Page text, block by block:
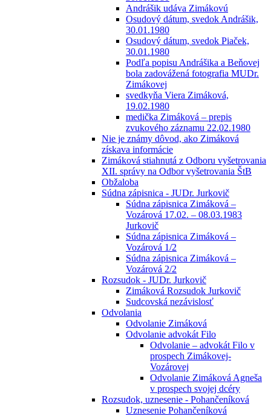
Andrášik udáva Zimákovú
Osudový dátum, svedok Andrášik,
30.01.1980
Osudový dátum, svedok Piaček,
30.01.1980
Podľa popisu Andrášika a Beňovej
bola zadovážená fotografia MUDr.
Zimákovej
svedkyňa Viera Zimáková,
19.02.1980
medička Zimáková – prepis
zvukového záznamu 22.02.1980
Nie je známy dôvod, ako Zimáková
získava informácie
Zimáková stiahnutá z Odboru vyšetrovania
XII. správy na Odbor vyšetrovania ŠtB
Obžaloba
Súdna zápisnica - JUDr. Jurkovič
Súdna zápisnica Zimáková –
Vozárová 17.02. – 08.03.1983
Jurkovič
Súdna zápisnica Zimáková –
Vozárová 1/2
Súdna zápisnica Zimáková –
Vozárová 2/2
Rozsudok - JUDr. Jurkovič
Zimáková Rozsudok Jurkovič
Sudcovská nezávislosť
Odvolania
Odvolanie Zimáková
Odvolanie advokát Filo
Odvolanie – advokát Filo v
prospech Zimákovej-
Vozárovej
Odvolanie Zimáková Agneša
v prospech svojej dcéry
Rozsudok, uznesenie - Pohančeníková
Uznesenie Pohančeníková